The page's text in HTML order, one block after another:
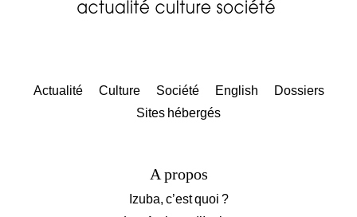
Actualité Culture Société English
Dossiers
Sites hébergés
A propos
Izuba, c’est quoi ?